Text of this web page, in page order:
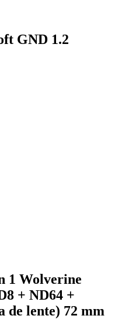
GND 1.2
1 Wolverine
+ ND64 +
de lente) 72 mm